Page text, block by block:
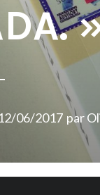
06/2017 par